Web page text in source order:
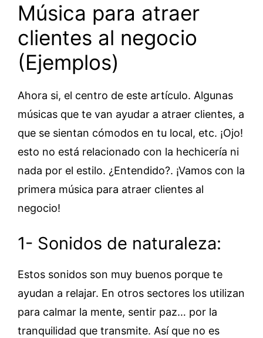
Música para atraer
clientes al negocio
(Ejemplos)
Ahora si, el centro de este artículo. Algunas
músicas que te van ayudar a atraer clientes, a
que se sientan cómodos en tu local, etc. ¡Ojo!
esto no está relacionado con la hechicería ni
nada por el estilo. ¿Entendido?. ¡Vamos con la
primera música para atraer clientes al
negocio!
1- Sonidos de naturaleza:
Estos sonidos son muy buenos porque te
ayudan a relajar. En otros sectores los utilizan
para calmar la mente, sentir paz… por la
tranquilidad que transmite. Así que no es